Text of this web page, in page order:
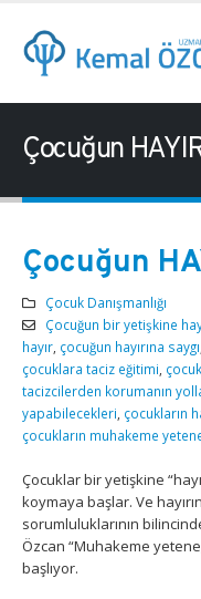
Çocuğun
Çocuğun
Çocuk Danışmanlığı
Çocuğun bir yetişkine
hayır çocuğun hayırına saygı
çocuklara taciz eğitimi
tacizcilerden korumanın
yapabilecekleri çocukların
çocukların muhakeme
Çocuklar bir yetişkine
koymaya başlar. Ve
sorumluluklarının
Özcan “Muhakeme
başlıyor.